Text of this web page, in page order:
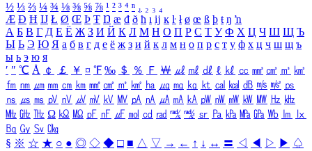
½ ⅓ ⅔ ¼ ¾ ⅛ ⅜ ⅝ ⅞ ¹ ² ³ ⁴ ⁿ ₁ ₂ ₃ ₄
Æ Ð Ħ Ĳ Ł Ø Œ Þ Ŧ Ŋ æ đ ð ħ ı ĳ ĸ ŀ ł ø œ ß þ ŧ ŋ ŉ
А Б В Г Д Е Ё Ж З И Й К Л М Н О П Р С Т У Ф Х Ц Ч Ш Щ Ъ
Ы Ь Э Ю Я а б в г д е ё ж з и й к л м н о п р с т у ф х ц ч ш щ ъ
ы ь э ю я
′ ″ ℃ Å ￠ ￡ ￥ ¤ ℉ ‰ ＄ ％ Ｆ ￦ ㎕ ㎖ ㎗ ℓ ㎘ ㏄ ㎣ ㎤ ㎥ ㎦
㎙ ㎚ ㎛ ㎜ ㎝ ㎞ ㎟ ㎠ ㎡ ㎢ ㏊ ㎍ ㎎ ㎏ ㏏ ㎈ ㎉ ㏈ ㎧ ㎨ ㎰
㎱ ㎲ ㎳ ㎴ ㎵ ㎶ ㎷ ㎸ ㎹ ㎀ ㎁ ㎂ ㎃ ㎄ ㎺ ㎻ ㎽ ㎾ ㎿ ㎐ ㎑
㎒ ㎓ ㎔ Ω ㏀ ㏁ ㎊ ㎋ ㎌ ㏖ ㏅ ㎭ ㎮ ㎯ ㏛ ㎩ ㎪ ㎫ ㎬ ㏝ ㏐
㏓
㏃ ㏉ ㏜ ㏆
§ ※ ☆ ★ ○ ● ◎ ◇ ◆ □ ■ △ ▽ → ← ↑ ↓ ↔ 〓 ◁ ◀ ▷ ▶ ♤